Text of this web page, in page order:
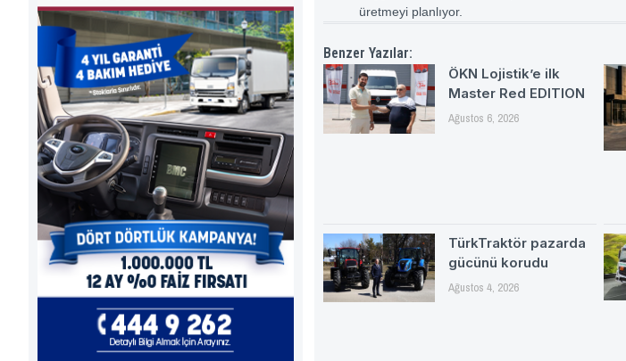
üretmeyi planlıyor.
Benzer Yazılar:
ÖKN Lojistik’e ilk
Master Red EDITION
Ağustos 6, 2026
TürkTraktör pazarda
gücünü korudu
Ağustos 4, 2026